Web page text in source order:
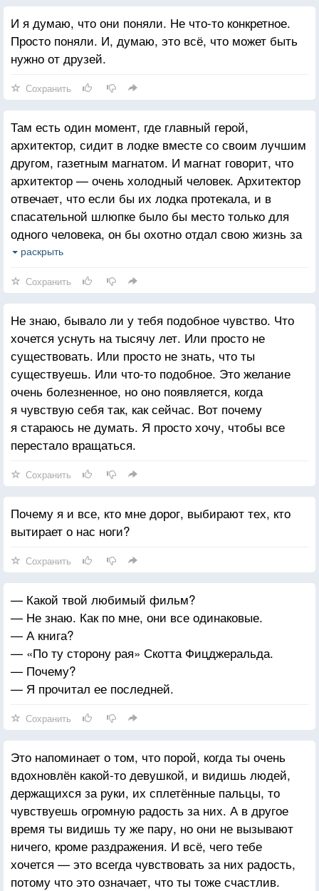
И я думаю, что они поняли. Не что-то конкретное.
Просто поняли. И, думаю, это всё, что может быть
нужно от друзей.
Сохранить
Там есть один момент, где главный герой,
архитектор, сидит в лодке вместе со своим лучшим
другом, газетным магнатом. И магнат говорит, что
архитектор — очень холодный человек. Архитектор
отвечает, что если бы их лодка протекала, и в
спасательной шлюпке было бы место только для
одного человека, он бы охотно отдал свою жизнь за
газетного магната. И потом он говорит что-то вроде:
раскрыть
Сохранить
Не знаю, бывало ли у тебя подобное чувство. Что
хочется уснуть на тысячу лет. Или просто не
существовать. Или просто не знать, что ты
существуешь. Или что-то подобное. Это желание
очень болезненное, но оно появляется, когда
я чувствую себя так, как сейчас. Вот почему
я стараюсь не думать. Я просто хочу, чтобы все
перестало вращаться.
Сохранить
Почему я и все, кто мне дорог, выбирают тех, кто
вытирает о нас ноги?
Сохранить
— Какой твой любимый фильм?
— Не знаю. Как по мне, они все одинаковые.
— А книга?
— «По ту сторону рая» Скотта Фицджеральда.
— Почему?
— Я прочитал ее последней.
Сохранить
Это напоминает о том, что порой, когда ты очень
вдохновлён какой-то девушкой, и видишь людей,
держащихся за руки, их сплетённые пальцы, то
чувствуешь огромную радость за них. А в другое
время ты видишь ту же пару, но они не вызывают
ничего, кроме раздражения. И всё, чего тебе
хочется — это всегда чувствовать за них радость,
потому что это означает, что ты тоже счастлив.